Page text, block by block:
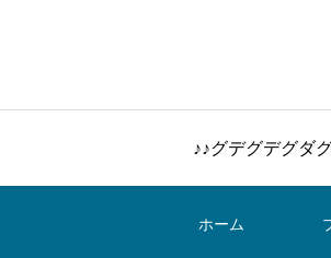
♪♪グデグデグダ
ホーム